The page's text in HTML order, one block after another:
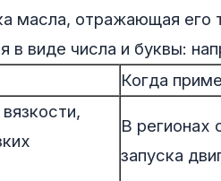
масла, отражающая его
в виде числа и буквы:
Когда
В регионах
запуска